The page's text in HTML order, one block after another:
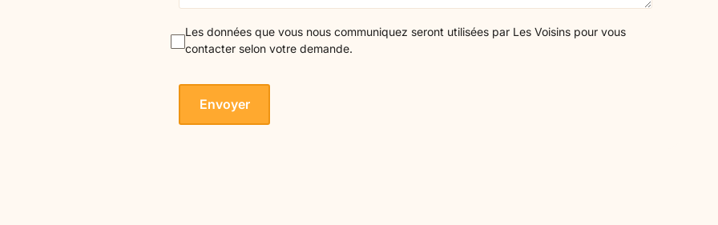
Les données que vous nous communiquez seront utilisées par Les Voisins pour vous
contacter selon votre demande.